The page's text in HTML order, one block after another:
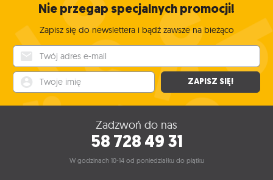
Nie przegap specjalnych promocji!
Zapisz się do newslettera i bądź zawsze na bieżąco
ZAPISZ SIĘ!
Zadzwoń do nas
58 728 49 31
W godzinach 10-14 od poniedziałku do piątku